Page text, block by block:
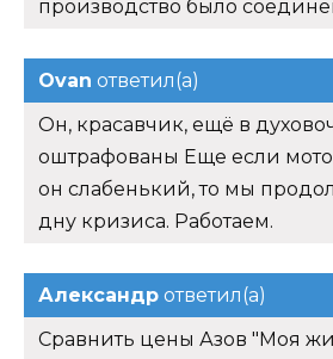
производство было
Ovan ответил(а)
Он, красавчик, ещё в
оштрафованы Еще если
он слабенький, то мы
дну кризиса. Работаем.
Александр ответил(а)
Сравнить цены Азов "Моя